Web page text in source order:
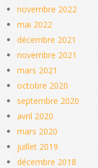
novembre 2022
mai 2022
décembre 2021
novembre 2021
mars 2021
octobre 2020
septembre 2020
avril 2020
mars 2020
juillet 2019
décembre 2018